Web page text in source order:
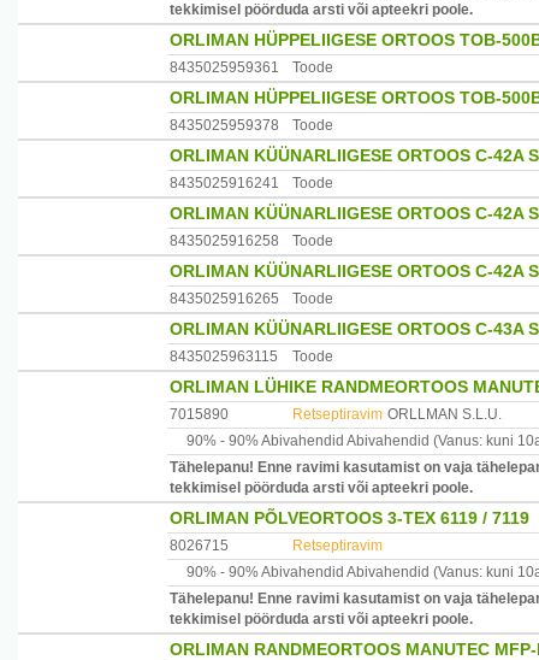
tekkimisel pöörduda arsti või apteekri poole.
ORLIMAN HÜPPELIIGESE ORTOOS TOB-
8435025959361 Toode
ORLIMAN HÜPPELIIGESE ORTOOS TOB-
8435025959378 Toode
ORLIMAN KÜÜNARLIIGESE ORTOOS C-42A
8435025916241 Toode
ORLIMAN KÜÜNARLIIGESE ORTOOS C-42A
8435025916258 Toode
ORLIMAN KÜÜNARLIIGESE ORTOOS C-42A
8435025916265 Toode
ORLIMAN KÜÜNARLIIGESE ORTOOS C-43A
8435025963115 Toode
ORLIMAN LÜHIKE RANDMEORTOOS
7015890 Retseptiravim ORLLMAN S.L.U.
90% - 90% Abivahendid Abivahendid (Vanus: kuni
Tähelepanu! Enne ravimi kasutamist on vaja
tekkimisel pöörduda arsti või apteekri poole.
ORLIMAN PÕLVEORTOOS 3-TEX 6119 / 7119
8026715
Retseptiravim
90% - 90% Abivahendid Abivahendid (Vanus: kuni
Tähelepanu! Enne ravimi kasutamist on vaja
tekkimisel pöörduda arsti või apteekri poole.
ORLIMAN RANDMEORTOOS MANUTEC